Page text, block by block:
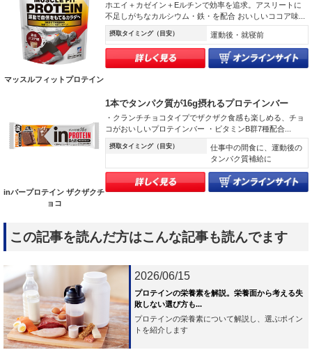
マッスルフィットプロテイン
ホエイ＋カゼイン＋Eルチンで効率を追求。アスリートに
不足しがちなカルシウム・鉄・を配合 おいしいココア味...
摂取タイミング（目安） 運動後・就寝前
inバープロテイン ザクザクチ
ョコ
1本でタンパク質が16g摂れるプロテインバー
・クランチチョコタイプでザクザク食感も楽しめる、チョ
コがおいしいプロテインバー ・ビタミンB群7種配合...
摂取タイミング（目安）
仕事中の間食に、運動後の
タンパク質補給に
この記事を読んだ方はこんな記事も読んでます
2026/06/15
プロテインの栄養素を解説。栄養面から考える失
敗しない選び方も...
プロテインの栄養素について解説し、選ぶポイン
トを紹介します